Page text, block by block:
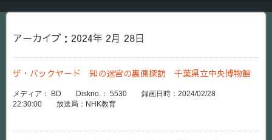
アーカイブ：2024年 2月 28日
ザ・バックヤード 知の迷宮の裏側探訪 千葉県立中央博物館
メディア： BD Diskno.： 5530 録画日時：2024/02/28
22:30:00 放送局：NHK教育